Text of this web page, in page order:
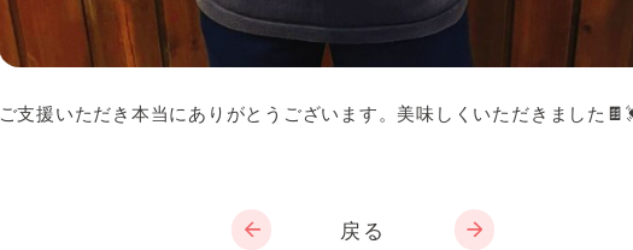
ご支援いただき本当にありがとうございます。美味しくいただきました
戻る